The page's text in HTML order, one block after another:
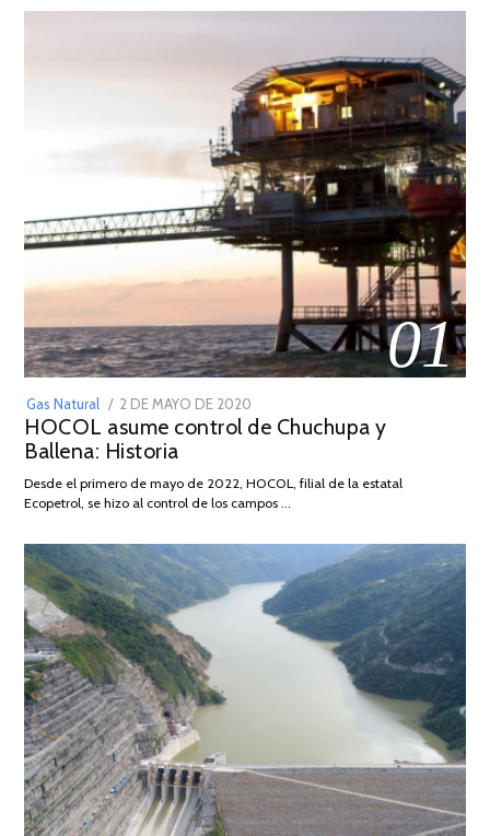
01
Gas Natural
POSTED
ON
2 DE MAYO DE 2020
DE
2026
HOCOL asume control de Chuchupa y
Ballena: Historia
Desde el primero de mayo de 2022, HOCOL, filial de la estatal
Ecopetrol, se hizo al control de los campos …